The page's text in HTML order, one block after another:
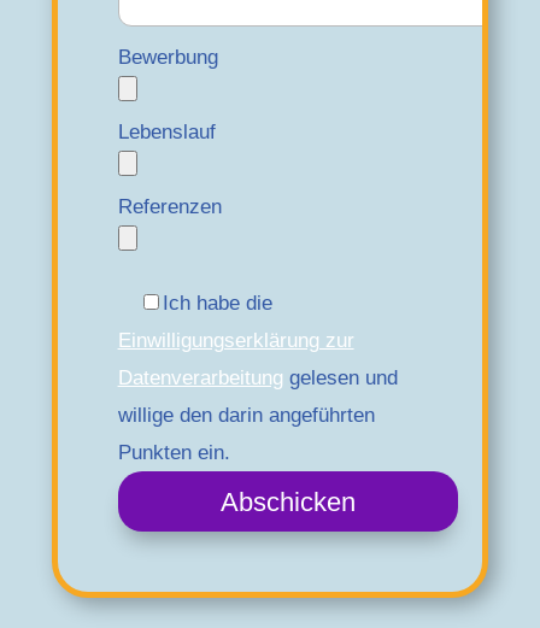
Bewerbung
Lebenslauf
Referenzen
Ich habe die
Einwilligungserklärung zur
Datenverarbeitung gelesen und
willige den darin angeführten
Punkten ein.
Abschicken